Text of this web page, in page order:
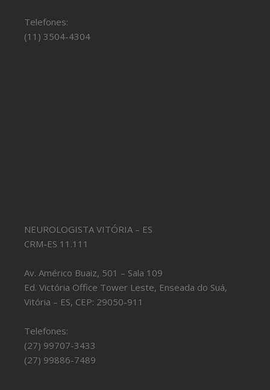
Telefones:
(11) 3504-4304
NEUROLOGISTA VITÓRIA – ES
CRM-ES 11.111
Av. Américo Buaiz, 501 – Sala 109
Ed. Victória Office Tower Leste, Enseada do Suá,
Vitória – ES, CEP: 29050-911
Telefones:
(27) 99707-3433
(27) 99886-7489